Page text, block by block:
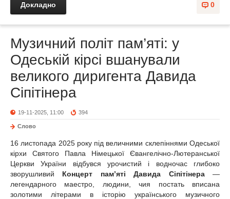
0
Докладно
Музичний політ пам’яті: у
Одеській кірсі вшанували
великого диригента Давида
Сіпітінера
19-11-2025, 11:00 394
Слово
16 листопада 2025 року під величними склепіннями Одеської
кірхи Святого Павла Німецької Євангелічно-Лютеранської
Церкви України відбувся урочистий і водночас глибоко
зворушливий Концерт пам’яті Давида Сіпітінера—
легендарного маестро, людини, чия постать вписана
золотими літерами в історію українського музичного